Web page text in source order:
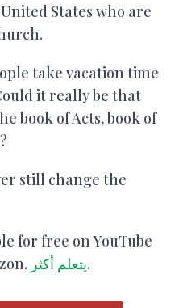
States who are
take vacation time
it really be that
book of Acts, book of
still change the
for free on YouTube
يتعلم أكثر.